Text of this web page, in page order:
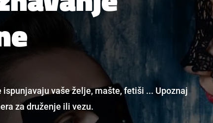
ispunjavaju vaše želje, mašte, fetiši ... Upoznaj
za druženje ili vezu.